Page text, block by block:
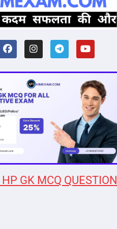
GK MCQ QUESTION